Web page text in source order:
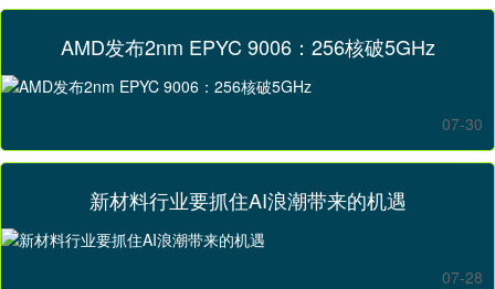
AMD发布2nm EPYC 9006：256核破5GHz
07-30
新材料行业要抓住AI浪潮带来的机遇
07-28